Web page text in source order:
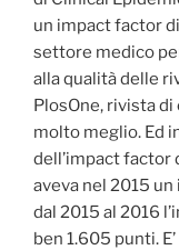
un impact factor
settore medico
alla qualità delle
PlosOne, rivista
molto meglio. Ed
dell’impact factor
aveva nel 2015
dal 2015 al 2016
ben 1.605 punti.